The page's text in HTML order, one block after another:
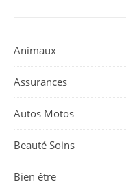
Animaux
Assurances
Autos Motos
Beauté Soins
Bien être